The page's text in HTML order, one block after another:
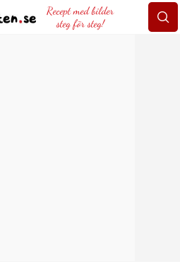
Recept med bilder
steg för steg!